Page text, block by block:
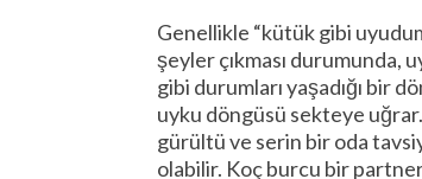
Genellikle “kütük gibi
şeyler çıkması durumunda,
gibi durumları yaşadığı bir
uyku döngüsü sekteye
gürültü ve serin bir oda
olabilir. Koç burcu bir